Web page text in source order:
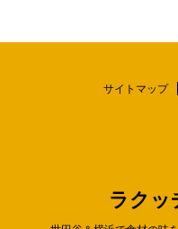
サイトマップ
ラクッ